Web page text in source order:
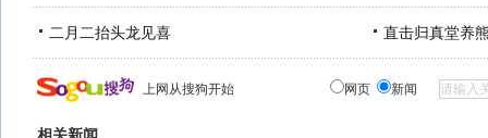
二月二抬头龙见喜 直击归真堂养
上网从搜狗开始 网页 新闻